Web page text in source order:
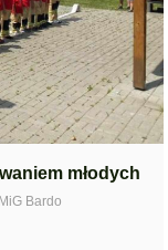
młodych
Bardo